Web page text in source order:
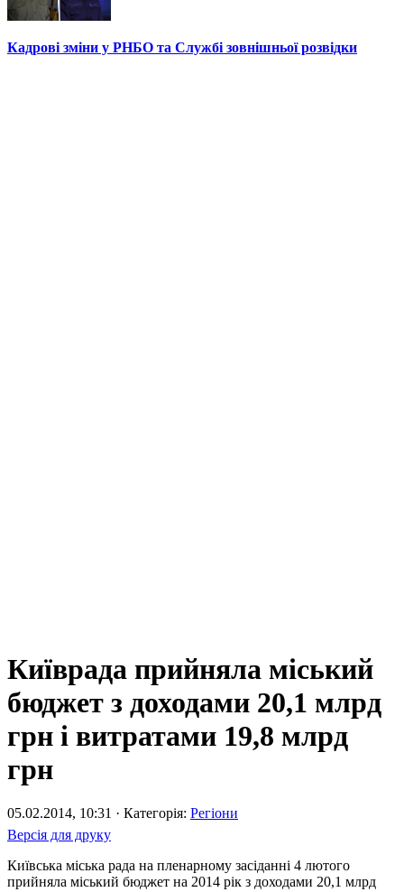
Кадрові зміни у РНБО та Службі зовнішньої розвідки
Київрада прийняла міський
бюджет з доходами 20,1 млрд
грн і витратами 19,8 млрд
грн
05.02.2014, 10:31 · Категорія: Регіони
Версія для друку
Київська міська рада на пленарному засіданні 4 лютого
прийняла міський бюджет на 2014 рік з доходами 20,1 млрд